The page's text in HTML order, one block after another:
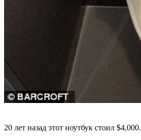
20 лет назад этот ноутбук стоил $4,000.